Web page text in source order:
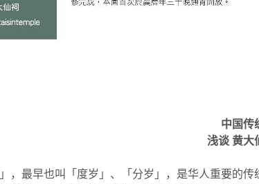
中国
浅谈 黄大
，最早也叫「度岁」、「分岁」，是华人重要的